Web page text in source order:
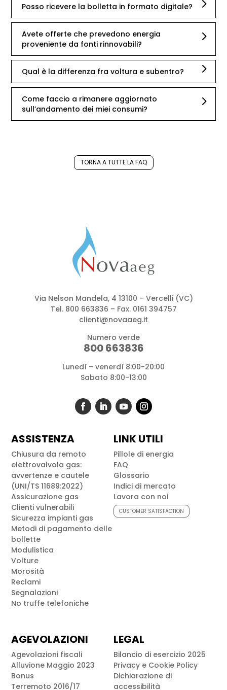
Posso ricevere la bolletta in formato digitale?
Avete offerte che prevedono energia
proveniente da fonti rinnovabili?
Qual è la differenza fra voltura e subentro?
Come faccio a rimanere aggiornato
sull’andamento dei miei consumi?
TORNA A TUTTE LA FAQ
Via Nelson Mandela, 4 13100 – Vercelli (VC)
Tel. 800 663836 – Fax. 0161 394757
clienti@novaaeg.it
Numero verde
800 663836
Lunedì – venerdì 8:00-20:00
Sabato 8:00-13:00
ASSISTENZA
Chiusura da remoto
elettrovalvola gas:
avvertenze e cautele
(UNI/TS 11689:2022)
Assicurazione gas
Clienti vulnerabili
Sicurezza impianti gas
Metodi di pagamento delle
bollette
Modulistica
Volture
Morosità
Reclami
Segnalazioni
No truffe telefoniche
LINK UTILI
Pillole di energia
FAQ
Glossario
Indici di mercato
Lavora con noi
CUSTOMER SATISFACTION
AGEVOLAZIONI
Agevolazioni fiscali
Alluvione Maggio 2023
Bonus
Terremoto 2016/17
LEGAL
Bilancio di esercizio 2025
Privacy e Cookie Policy
Dichiarazione di
accessibilità